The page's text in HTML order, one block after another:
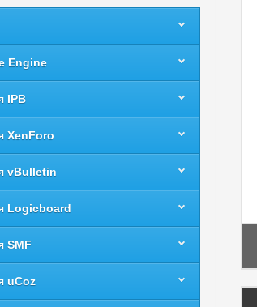
Engine
IPB
XenForo
vBulletin
Logicboard
SMF
uCoz